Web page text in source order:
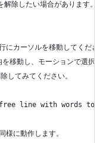
除したい場合があります。
カーソルを移動してください
移動し、モーションで選択さ
してみてください。
line with words to
に動作します。